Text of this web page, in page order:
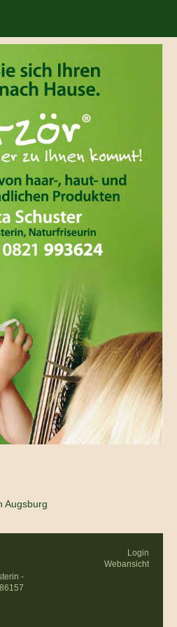
Augsburg
-
Login
Webansicht